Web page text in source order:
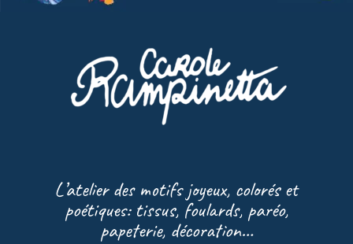
L’atelier des motifs joyeux, colorés et
poétiques: tissus, foulards, paréo,
papeterie, décoration…